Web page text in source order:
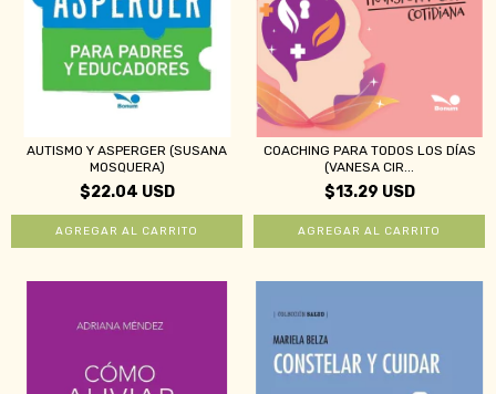
AUTISMO Y ASPERGER (SUSANA
MOSQUERA)
$22.04 USD
COACHING PARA TODOS LOS DÍAS
(VANESA CIR...
$13.29 USD